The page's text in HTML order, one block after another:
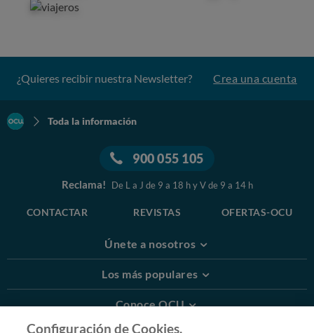
¿Quieres recibir nuestra Newsletter? Crea una cuenta
Toda la información
900 055 105
Reclama! De L a J de 9 a 18 h y V de 9 a 14 h
CONTACTAR REVISTAS OFERTAS-OCU
Únete a nosotros
Los más populares
Conoce OCU
Configuración de Cookies.